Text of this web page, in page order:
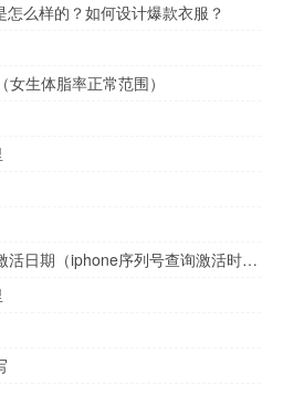
么样的？如何设计爆款衣服？
生体脂率正常范围）
iphone怎么用序列号查询激活日期（iphone序列号查询激活时间）